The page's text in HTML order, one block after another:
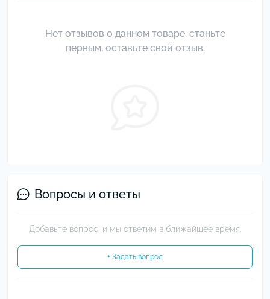
Нет отзывов о данном товаре, станьте
первым, оставьте свой отзыв.
Вопросы и ответы
Добавьте вопрос, и мы ответим в ближайшее время.
+ Задать вопрос